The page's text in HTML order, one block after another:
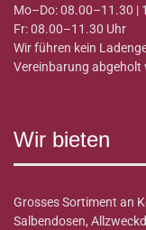
Mo–Do: 08.00–11.30 |
Fr: 08.00–11.30 Uhr
Wir führen kein
Vereinbarung abgeholt
Wir bieten
Grosses Sortiment an
Salbendosen,